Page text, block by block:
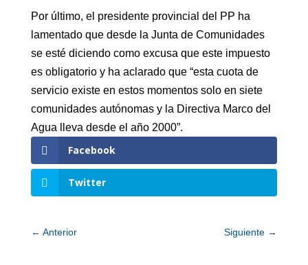
Por último, el presidente provincial del PP ha
lamentado que desde la Junta de Comunidades
se esté diciendo como excusa que este impuesto
es obligatorio y ha aclarado que “esta cuota de
servicio existe en estos momentos solo en siete
comunidades autónomas y la Directiva Marco del
Agua lleva desde el año 2000”.
Facebook
Twitter
← Anterior Siguiente →